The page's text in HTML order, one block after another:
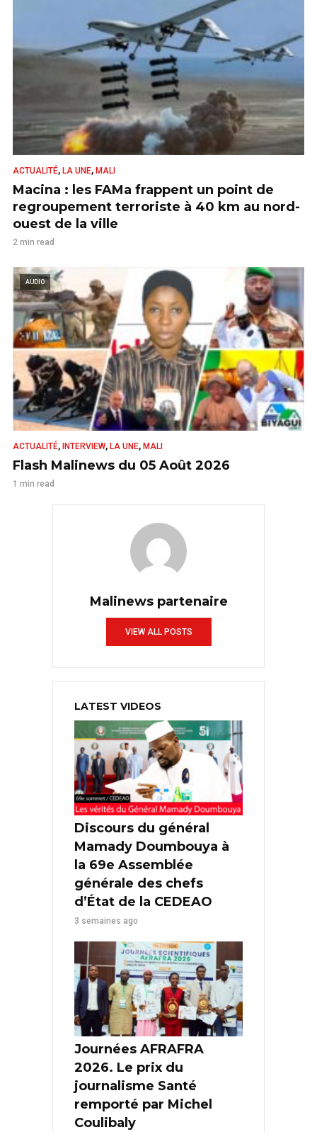
ACTUALITÉ, LA UNE, MALI
Macina : les FAMa frappent un point de
regroupement terroriste à 40 km au nord-
ouest de la ville
2 min read
AUDIO
ACTUALITÉ, INTERVIEW, LA UNE, MALI
Flash Malinews du 05 Août 2026
1 min read
Malinews partenaire
VIEW ALL POSTS
LATEST VIDEOS
Discours du général
Mamady Doumbouya à
la 69e Assemblée
générale des chefs
d’État de la CEDEAO
3 semaines ago
Journées AFRAFRA
2026. Le prix du
journalisme Santé
remporté par Michel
Coulibaly